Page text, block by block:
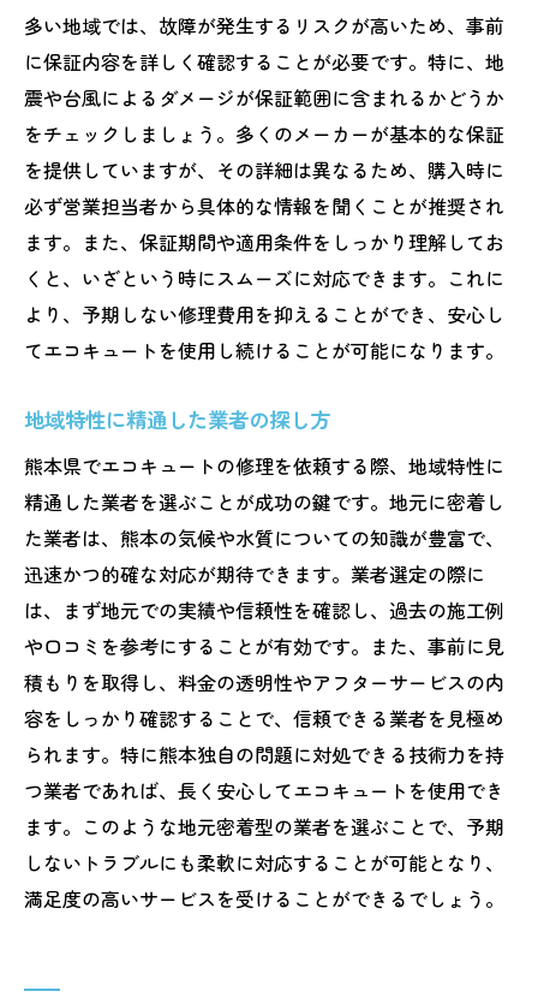
多い地域では、故障が発生するリスクが高いため、事前
に保証内容を詳しく確認することが必要です。特に、地
震や台風によるダメージが保証範囲に含まれるかどうか
をチェックしましょう。多くのメーカーが基本的な保証
を提供していますが、その詳細は異なるため、購入時に
必ず営業担当者から具体的な情報を聞くことが推奨され
ます。また、保証期間や適用条件をしっかり理解してお
くと、いざという時にスムーズに対応できます。これに
より、予期しない修理費用を抑えることができ、安心し
てエコキュートを使用し続けることが可能になります。
地域特性に精通した業者の探し方
熊本県でエコキュートの修理を依頼する際、地域特性に
精通した業者を選ぶことが成功の鍵です。地元に密着し
た業者は、熊本の気候や水質についての知識が豊富で、
迅速かつ的確な対応が期待できます。業者選定の際に
は、まず地元での実績や信頼性を確認し、過去の施工例
や口コミを参考にすることが有効です。また、事前に見
積もりを取得し、料金の透明性やアフターサービスの内
容をしっかり確認することで、信頼できる業者を見極め
られます。特に熊本独自の問題に対処できる技術力を持
つ業者であれば、長く安心してエコキュートを使用でき
ます。このような地元密着型の業者を選ぶことで、予期
しないトラブルにも柔軟に対応することが可能となり、
満足度の高いサービスを受けることができるでしょう。